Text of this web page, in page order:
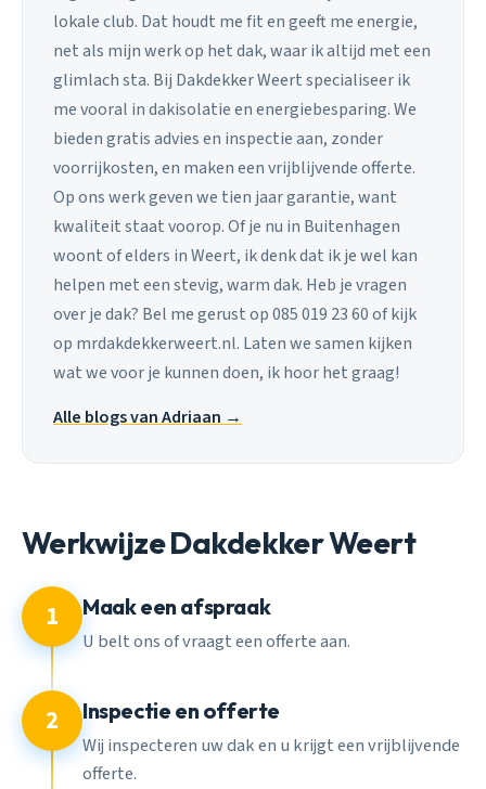
lokale club. Dat houdt me fit en geeft me energie,
net als mijn werk op het dak, waar ik altijd met een
glimlach sta. Bij Dakdekker Weert specialiseer ik
me vooral in dakisolatie en energiebesparing. We
bieden gratis advies en inspectie aan, zonder
voorrijkosten, en maken een vrijblijvende offerte.
Op ons werk geven we tien jaar garantie, want
kwaliteit staat voorop. Of je nu in Buitenhagen
woont of elders in Weert, ik denk dat ik je wel kan
helpen met een stevig, warm dak. Heb je vragen
over je dak? Bel me gerust op 085 019 23 60 of kijk
op mrdakdekkerweert.nl. Laten we samen kijken
wat we voor je kunnen doen, ik hoor het graag!
Alle blogs van Adriaan →
Werkwijze Dakdekker Weert
1 Maak een afspraak
U belt ons of vraagt een offerte aan.
2 Inspectie en offerte
Wij inspecteren uw dak en u krijgt een vrijblijvende
offerte.